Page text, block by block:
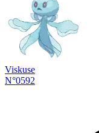
Viskuse
N°0592